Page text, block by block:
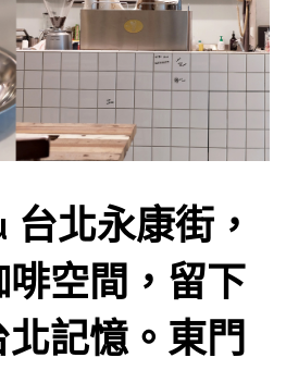
北永康街，
空間，留下
記憶。東門